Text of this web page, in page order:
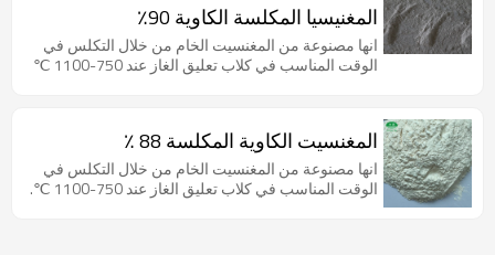
المغنيسيا المكلسة الكاوية 90٪
انها مصنوعة من المغنسيت الخام من خلال التكلس في
الوقت المناسب في كلاب تعليق الغاز عند 750-1100 ℃
المغنسيت الكاوية المكلسة 88 ٪
انها مصنوعة من المغنسيت الخام من خلال التكلس في
الوقت المناسب في كلاب تعليق الغاز عند 750-1100 ℃.